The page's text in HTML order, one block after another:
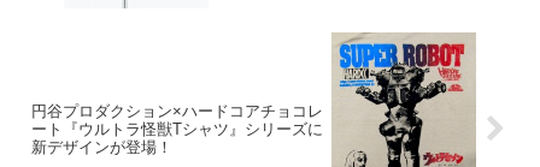
円谷プロダクション×ハードコアチョコレ
ート『ウルトラ怪獣Tシャツ』シリーズに
新デザインが登場！